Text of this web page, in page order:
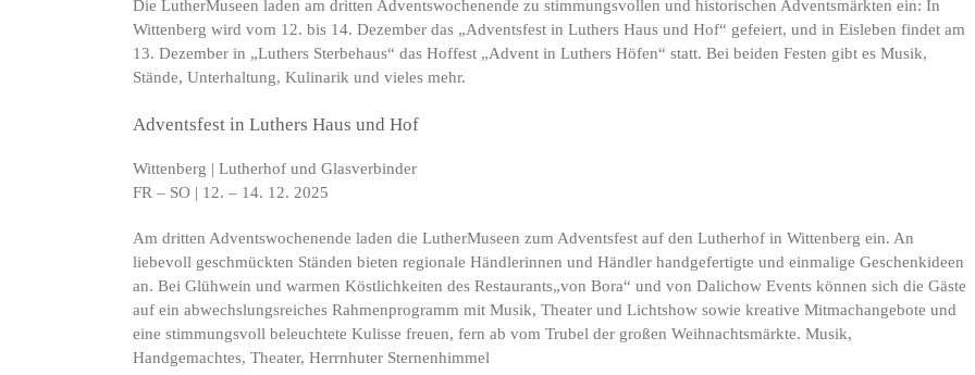
Die LutherMuseen laden am dritten Adventswochenende zu stimmungsvollen und historischen Adventsmärkten ein: In
Wittenberg wird vom 12. bis 14. Dezember das „Adventsfest in Luthers Haus und Hof“ gefeiert, und in Eisleben findet am
13. Dezember in „Luthers Sterbehaus“ das Hoffest „Advent in Luthers Höfen“ statt. Bei beiden Festen gibt es Musik,
Stände, Unterhaltung, Kulinarik und vieles mehr.
Adventsfest in Luthers Haus und Hof
Wittenberg | Lutherhof und Glasverbinder
FR – SO | 12. – 14. 12. 2025
Am dritten Adventswochenende laden die LutherMuseen zum Adventsfest auf den Lutherhof in Wittenberg ein. An
liebevoll geschmückten Ständen bieten regionale Händlerinnen und Händler handgefertigte und einmalige Geschenkideen
an. Bei Glühwein und warmen Köstlichkeiten des Restaurants„von Bora“ und von Dalichow Events können sich die Gäste
auf ein abwechslungsreiches Rahmenprogramm mit Musik, Theater und Lichtshow sowie kreative Mitmachangebote und
eine stimmungsvoll beleuchtete Kulisse freuen, fern ab vom Trubel der großen Weihnachtsmärkte. Musik,
Handgemachtes, Theater, Herrnhuter Sternenhimmel